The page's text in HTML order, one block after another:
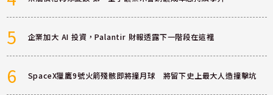
5 企業加大 AI 投資，Palantir 財報透露下一階段在這裡
6 SpaceX獵鷹9號火箭殘骸即將撞月球 將留下史上最大人造撞擊坑